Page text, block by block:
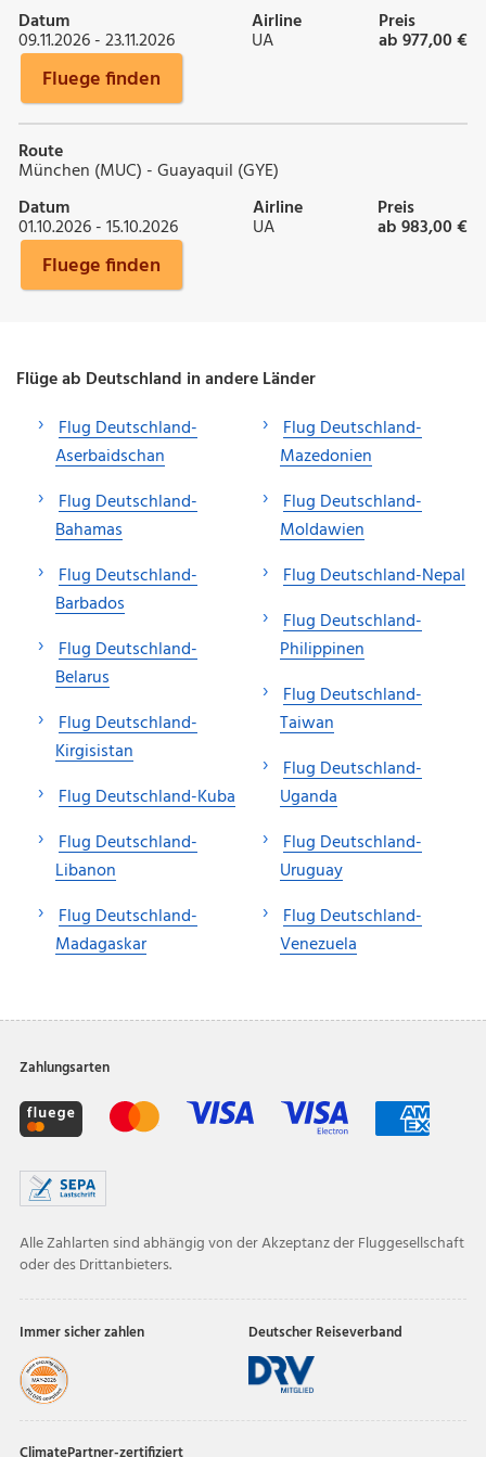
Datum
09.11.2026 - 23.11.2026
Airline
UA
Preis
ab 977,00 €
Fluege finden
Route
München (MUC) - Guayaquil (GYE)
Datum
01.10.2026 - 15.10.2026
Airline
UA
Preis
ab 983,00 €
Fluege finden
Flüge ab Deutschland in andere Länder
Flug Deutschland-
Aserbaidschan
Flug Deutschland-
Bahamas
Flug Deutschland-
Barbados
Flug Deutschland-
Belarus
Flug Deutschland-
Kirgisistan
Flug Deutschland-Kuba
Flug Deutschland-
Libanon
Flug Deutschland-
Madagaskar
Flug Deutschland-
Mazedonien
Flug Deutschland-
Moldawien
Flug Deutschland-Nepal
Flug Deutschland-
Philippinen
Flug Deutschland-
Taiwan
Flug Deutschland-
Uganda
Flug Deutschland-
Uruguay
Flug Deutschland-
Venezuela